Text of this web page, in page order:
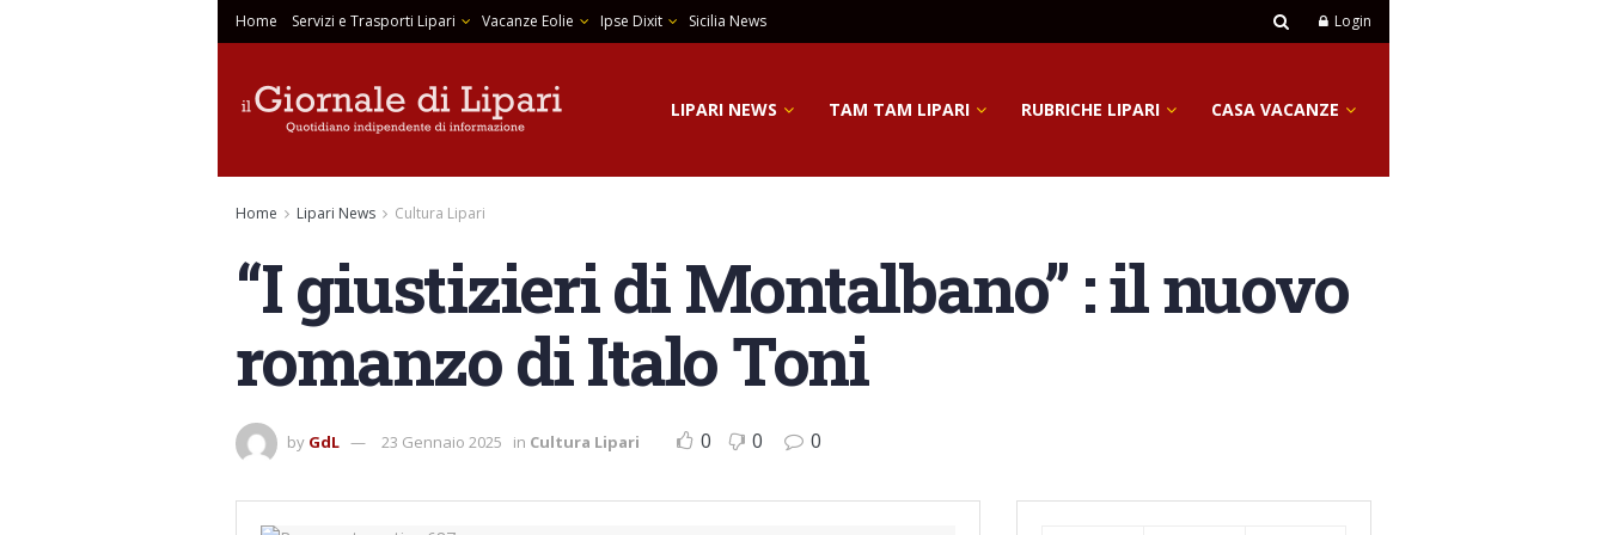
Home Servizi e Trasporti Lipari Vacanze Eolie Ipse Dixit Sicilia News Login
LIPARI NEWS TAM TAM LIPARI RUBRICHE LIPARI CASA VACANZE
Home Lipari News Cultura Lipari
“I giustizieri di Montalbano” : il nuovo
romanzo di Italo Toni
by GdL 23 Gennaio 2025 in Cultura Lipari 0 0 0